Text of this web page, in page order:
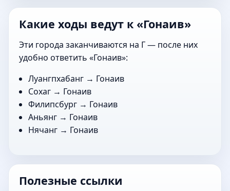
Какие ходы ведут к «Гонаив»
Эти города заканчиваются на Г — после них
удобно ответить «Гонаив»:
Луангпхабанг → Гонаив
Сохаг → Гонаив
Филипсбург → Гонаив
Аньянг → Гонаив
Нячанг → Гонаив
Полезные ссылки